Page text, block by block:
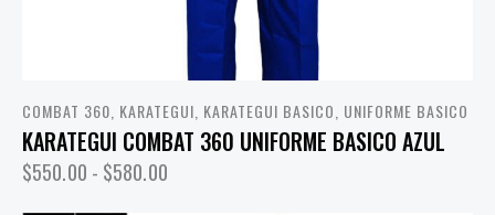
COMBAT 360, KARATEGUI, KARATEGUI BASICO, UNIFORME BASICO
KARATEGUI COMBAT 360 UNIFORME BASICO AZUL
$550.00 - $580.00